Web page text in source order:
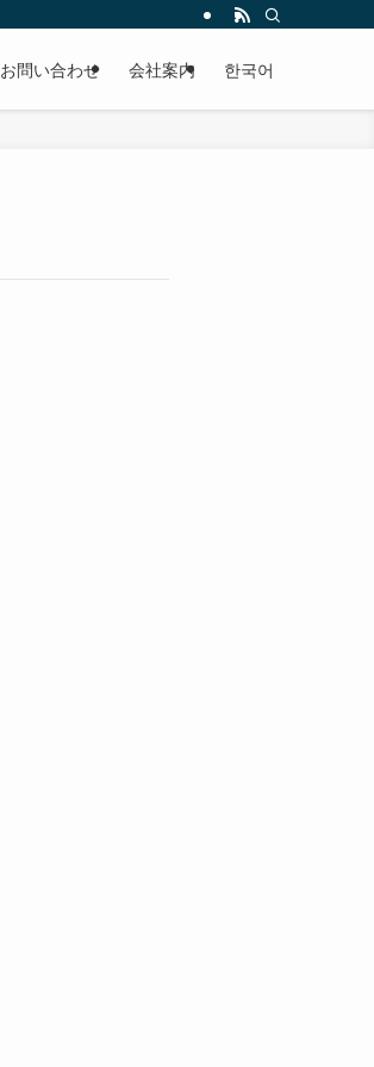
お問い合わせ 会社案内 한국어